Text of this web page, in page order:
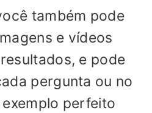
também pode
e vídeos
e pode
pergunta ou no
perfeito